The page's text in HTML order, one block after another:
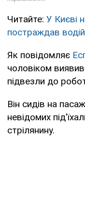
Читайте: У Києві
постраждав водій
Як повідомляє
чоловіком
підвезли до
Він сидів на
невідомих
стрілянину.